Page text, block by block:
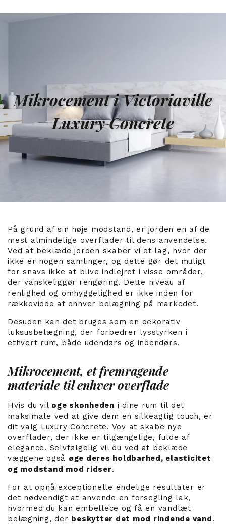
Mikrocement i Victoriaville
Luxury Concrete
På grund af sin høje modstand, er jorden en af de
mest almindelige overflader til dens anvendelse.
Ved at beklæde jorden skaber vi et lag, hvor der
ikke er nogen samlinger, og dette gør det muligt
for snavs ikke at blive indlejret i visse områder,
der vanskeliggør rengøring. Dette niveau af
renlighed og omhyggelighed er ikke inden for
rækkevidde af enhver belægning på markedet.
Desuden kan det bruges som en dekorativ
luksusbelægning, der forbedrer lysstyrken i
ethvert rum, både udendørs og indendørs.
Mikrocement, et fremragende
materiale til enhver overflade
Hvis du vil øge skønheden i dine rum til det
maksimale ved at give dem en silkeagtig touch, er
dit valg Luxury Concrete. Vov at skabe nye
overflader, der ikke er tilgængelige, fulde af
elegance. Selvfølgelig vil du ved at beklæde
væggene også øge deres holdbarhed, elasticitet
og modstand mod ridser.
For at opnå exceptionelle endelige resultater er
det nødvendigt at anvende en forsegling lak,
hvormed du kan embellece og få en vandtæt
belægning, der beskytter det mod rindende vand.